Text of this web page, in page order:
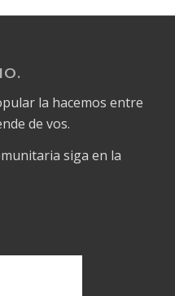
la hacemos entre
de vos.
siga en la